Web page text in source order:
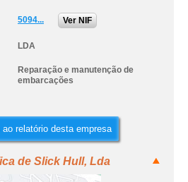
5094... Ver NIF
LDA
Reparação e manutenção de
embarcações
relatório desta empresa
de Slick Hull, Lda